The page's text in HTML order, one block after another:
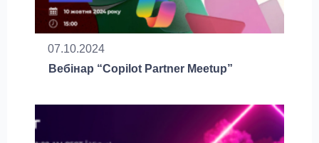
07.10.2024
Вебінар “Copilot Partner Meetup”